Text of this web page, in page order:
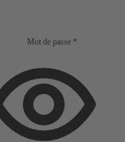
Mot de passe *
Afficher
le
mot